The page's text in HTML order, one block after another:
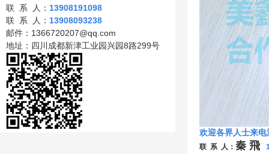
联 系 人： 13908191098
联 系 人： 13908093238
邮件：1366720207@qq.com
地址：四川成都新津工业园兴园8路299号
欢迎各界人士来电
联 系 人： 秦 飛